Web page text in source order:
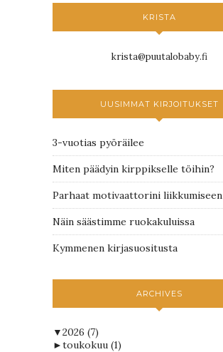
KRISTA
krista@puutalobaby.fi
UUSIMMAT KIRJOITUKSET
3-vuotias pyöräilee
Miten päädyin kirppikselle töihin?
Parhaat motivaattorini liikkumiseen
Näin säästimme ruokakuluissa
Kymmenen kirjasuositusta
ARCHIVES
▼2026 (7)
►toukokuu (1)